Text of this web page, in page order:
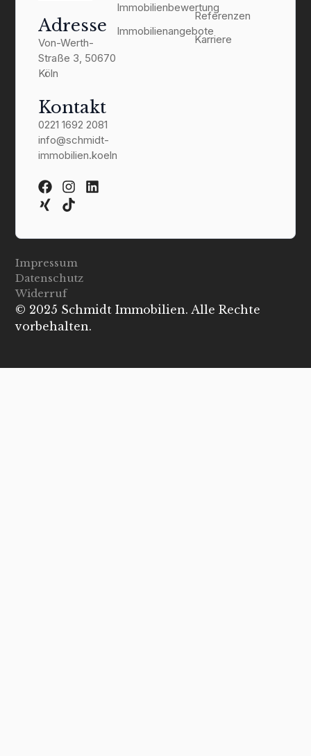
Adresse
Von-Werth-
Straße 3, 50670
Köln
Kontakt
0221 1692 2081
info@schmidt-
immobilien.koeln
Immobilienbewertung
Immobilienangebote
Referenzen
Karriere
© 2025 Schmidt Immobilien. Alle Rechte
vorbehalten.
Impressum
Datenschutz
Widerruf